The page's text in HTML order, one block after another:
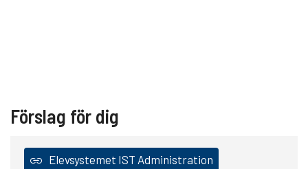
Förslag för dig
Elevsystemet IST Administration